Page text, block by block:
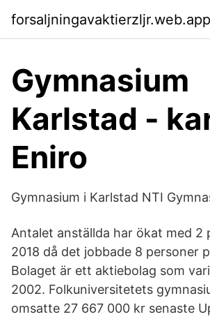
forsaljningavaktierzljr.web.app
Gymnasium
Karlstad -
Eniro
Gymnasium i Karlstad NTI
Antalet anställda har ökat med 2
2018 då det jobbade 8 personer
Bolaget är ett aktiebolag som
2002. Folkuniversitetets
omsatte 27 667 000 kr senaste